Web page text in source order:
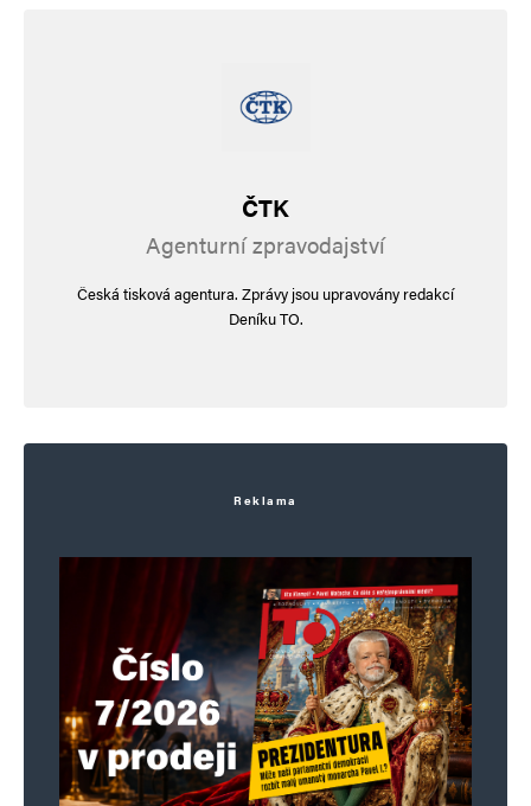
ČTK
Agenturní zpravodajství
Česká tisková agentura. Zprávy jsou upravovány redakcí
Deníku TO.
Reklama